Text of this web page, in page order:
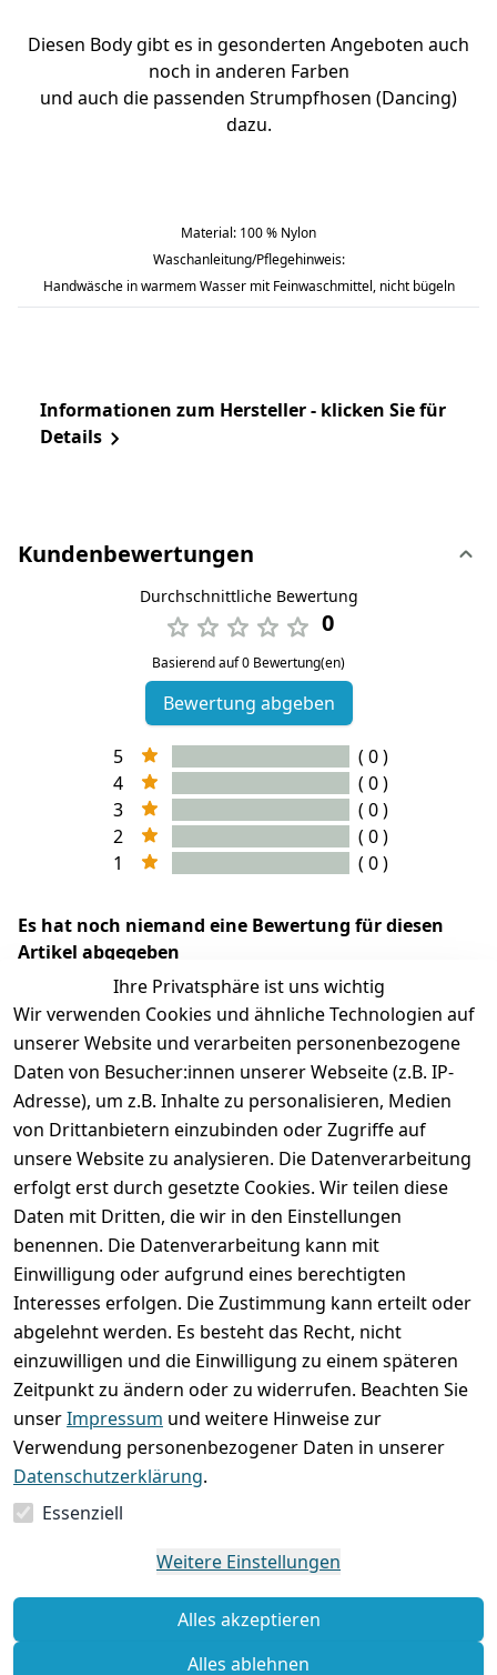
Diesen Body gibt es in gesonderten Angeboten auch
noch in anderen Farben
und auch die passenden Strumpfhosen (Dancing)
dazu.
Material: 100 % Nylon
Waschanleitung/Pflegehinweis:
Handwäsche in warmem Wasser mit Feinwaschmittel, nicht bügeln
Informationen zum Hersteller - klicken Sie für
Details
Kundenbewertungen
Durchschnittliche Bewertung
0
Basierend auf 0 Bewertung(en)
Bewertung abgeben
5
( 0 )
4
( 0 )
3
( 0 )
2
( 0 )
1
( 0 )
Es hat noch niemand eine Bewertung für diesen
Artikel abgegeben
Ihre Privatsphäre ist uns wichtig
Wir verwenden Cookies und ähnliche Technologien auf
unserer Website und verarbeiten personenbezogene
Daten von Besucher:innen unserer Webseite (z.B. IP-
Adresse), um z.B. Inhalte zu personalisieren, Medien
von Drittanbietern einzubinden oder Zugriffe auf
unsere Website zu analysieren. Die Datenverarbeitung
erfolgt erst durch gesetzte Cookies. Wir teilen diese
Daten mit Dritten, die wir in den Einstellungen
benennen. Die Datenverarbeitung kann mit
Einwilligung oder aufgrund eines berechtigten
Interesses erfolgen. Die Zustimmung kann erteilt oder
abgelehnt werden. Es besteht das Recht, nicht
einzuwilligen und die Einwilligung zu einem späteren
Zeitpunkt zu ändern oder zu widerrufen. Beachten Sie
unserImpressum und weitere Hinweise zur
Verwendung personenbezogener Daten in unserer
Datenschutzerklärung.
Essenziell
Weitere Einstellungen
Alles akzeptieren
Alles ablehnen
Rechtliches
Impressum
Datenschutze
rklärung
Batterieentsor
gung
Widerrufsrec
Services
Kontakt
Registrieren
Zahlung und
Versand
Umtausch /
Reklamation
Wir
versenden
mit
Folgt uns
gern auf
Zahle
bequem per